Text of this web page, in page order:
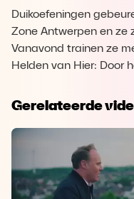
Duikoefeningen
Zone Antwerpen en ze
Vanavond trainen ze
Helden van Hier: Door
Gerelateerde